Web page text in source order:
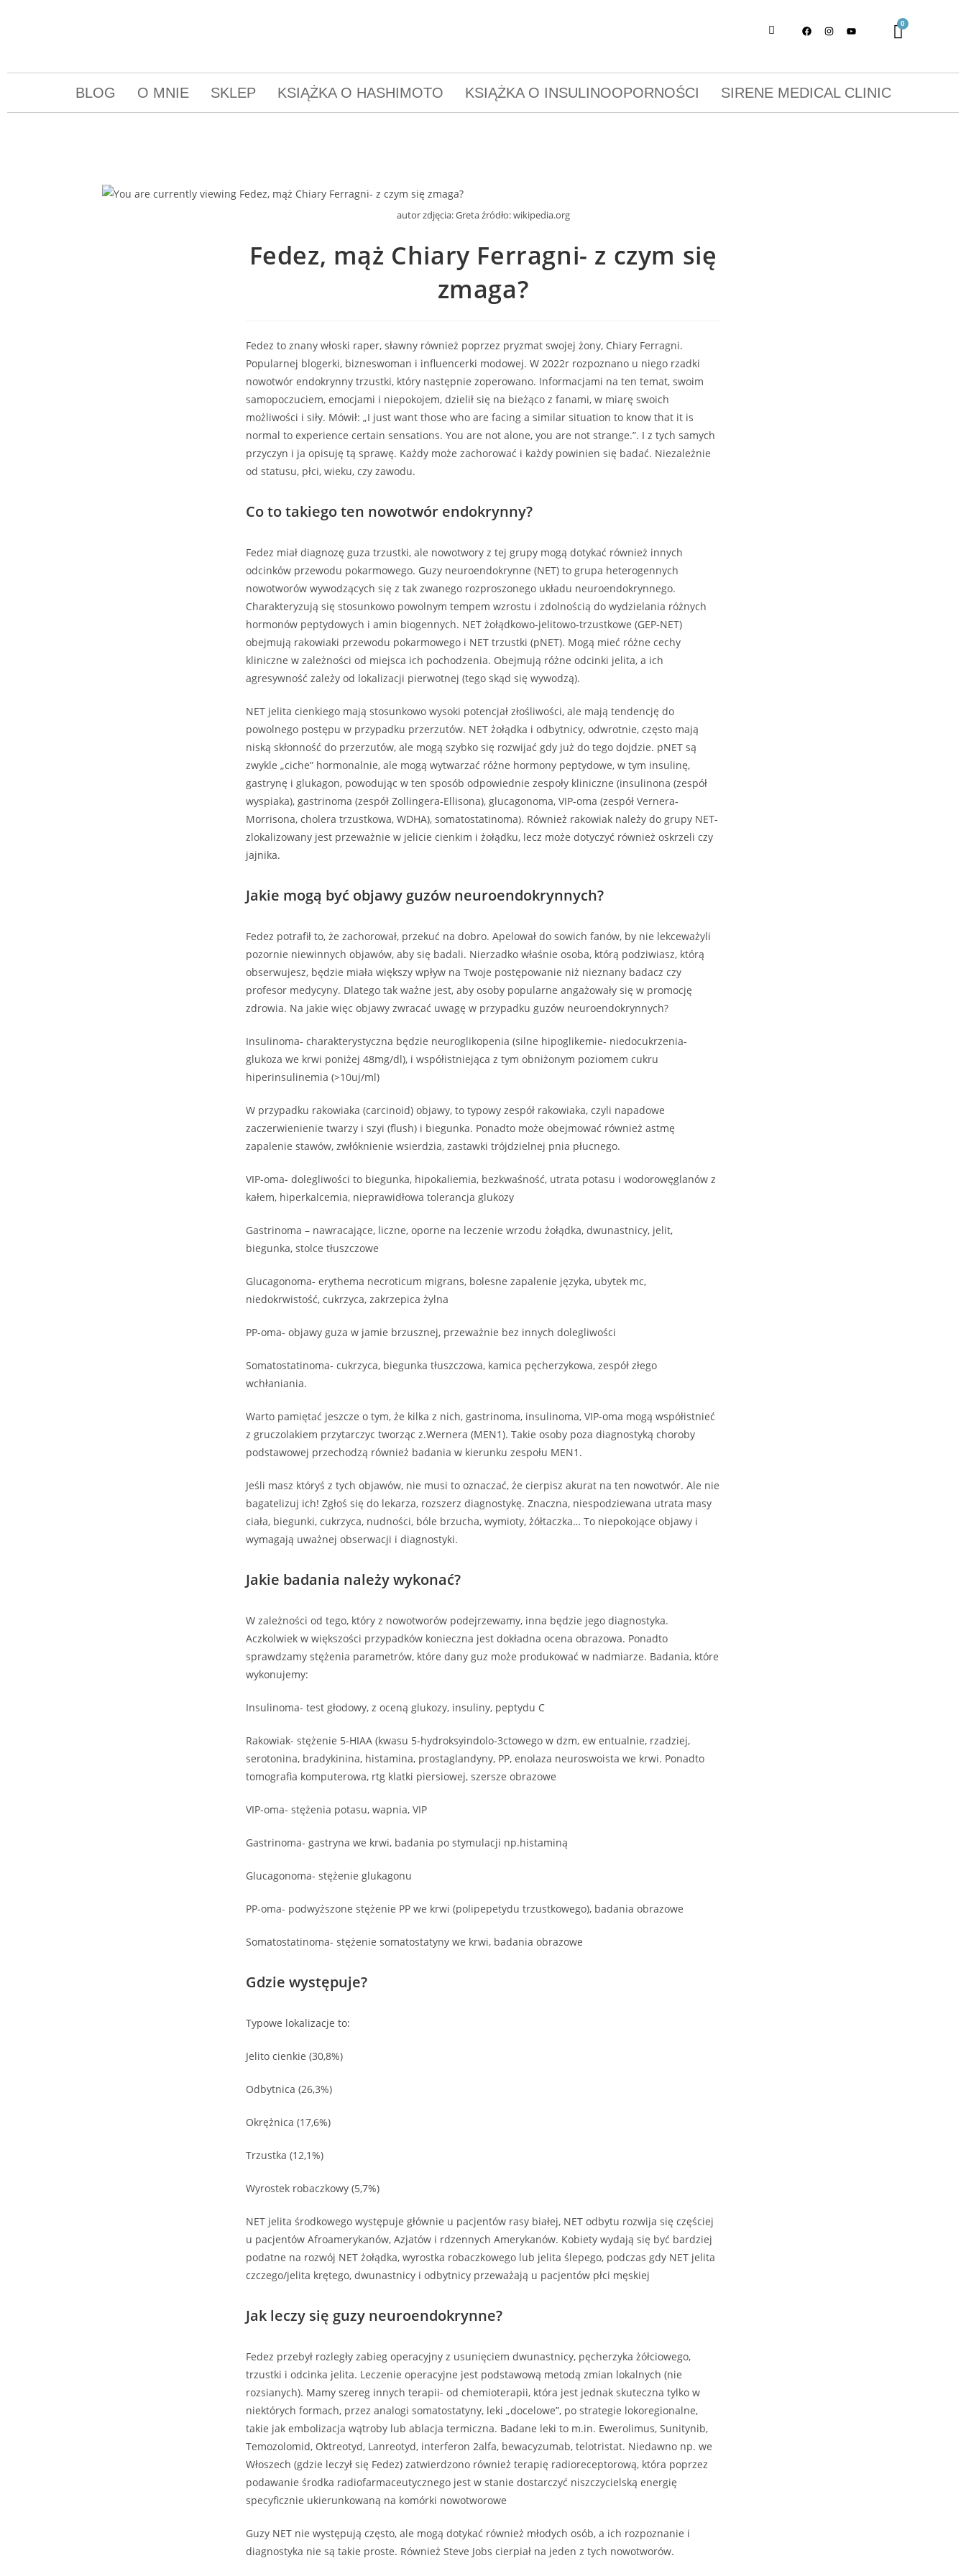
BLOG O MNIE SKLEP KSIĄŻKA O HASHIMOTO KSIĄŻKA O INSULINOOPORNOŚCI SIRENE MEDICAL CLINIC
autor zdjęcia: Greta źródło: wikipedia.org
Fedez, mąż Chiary Ferragni- z czym się
zmaga?
Fedez to znany włoski raper, sławny również poprzez pryzmat swojej żony, Chiary Ferragni.
Popularnej blogerki, bizneswoman i influencerki modowej. W 2022r rozpoznano u niego rzadki
nowotwór endokrynny trzustki, który następnie zoperowano. Informacjami na ten temat, swoim
samopoczuciem, emocjami i niepokojem, dzielił się na bieżąco z fanami, w miarę swoich
możliwości i siły. Mówił: „I just want those who are facing a similar situation to know that it is
normal to experience certain sensations. You are not alone, you are not strange.”. I z tych samych
przyczyn i ja opisuję tą sprawę. Każdy może zachorować i każdy powinien się badać. Niezależnie
od statusu, płci, wieku, czy zawodu.
Co to takiego ten nowotwór endokrynny?
Fedez miał diagnozę guza trzustki, ale nowotwory z tej grupy mogą dotykać również innych
odcinków przewodu pokarmowego. Guzy neuroendokrynne (NET) to grupa heterogennych
nowotworów wywodzących się z tak zwanego rozproszonego układu neuroendokrynnego.
Charakteryzują się stosunkowo powolnym tempem wzrostu i zdolnością do wydzielania różnych
hormonów peptydowych i amin biogennych. NET żołądkowo-jelitowo-trzustkowe (GEP-NET)
obejmują rakowiaki przewodu pokarmowego i NET trzustki (pNET). Mogą mieć różne cechy
kliniczne w zależności od miejsca ich pochodzenia. Obejmują różne odcinki jelita, a ich
agresywność zależy od lokalizacji pierwotnej (tego skąd się wywodzą).
NET jelita cienkiego mają stosunkowo wysoki potencjał złośliwości, ale mają tendencję do
powolnego postępu w przypadku przerzutów. NET żołądka i odbytnicy, odwrotnie, często mają
niską skłonność do przerzutów, ale mogą szybko się rozwijać gdy już do tego dojdzie. pNET są
zwykle „ciche” hormonalnie, ale mogą wytwarzać różne hormony peptydowe, w tym insulinę,
gastrynę i glukagon, powodując w ten sposób odpowiednie zespoły kliniczne (insulinona (zespół
wyspiaka), gastrinoma (zespół Zollingera-Ellisona), glucagonoma, VIP-oma (zespół Vernera-
Morrisona, cholera trzustkowa, WDHA), somatostatinoma). Również rakowiak należy do grupy NET-
zlokalizowany jest przeważnie w jelicie cienkim i żołądku, lecz może dotyczyć również oskrzeli czy
jajnika.
Jakie mogą być objawy guzów neuroendokrynnych?
Fedez potrafił to, że zachorował, przekuć na dobro. Apelował do sowich fanów, by nie lekceważyli
pozornie niewinnych objawów, aby się badali. Nierzadko właśnie osoba, którą podziwiasz, którą
obserwujesz, będzie miała większy wpływ na Twoje postępowanie niż nieznany badacz czy
profesor medycyny. Dlatego tak ważne jest, aby osoby popularne angażowały się w promocję
zdrowia. Na jakie więc objawy zwracać uwagę w przypadku guzów neuroendokrynnych?
Insulinoma- charakterystyczna będzie neuroglikopenia (silne hipoglikemie- niedocukrzenia-
glukoza we krwi poniżej 48mg/dl), i współistniejąca z tym obniżonym poziomem cukru
hiperinsulinemia (>10uj/ml)
W przypadku rakowiaka (carcinoid) objawy, to typowy zespół rakowiaka, czyli napadowe
zaczerwienienie twarzy i szyi (flush) i biegunka. Ponadto może obejmować również astmę
zapalenie stawów, zwłóknienie wsierdzia, zastawki trójdzielnej pnia płucnego.
VIP-oma- dolegliwości to biegunka, hipokaliemia, bezkwaśność, utrata potasu i wodorowęglanów z
kałem, hiperkalcemia, nieprawidłowa tolerancja glukozy
Gastrinoma – nawracające, liczne, oporne na leczenie wrzodu żołądka, dwunastnicy, jelit,
biegunka, stolce tłuszczowe
Glucagonoma- erythema necroticum migrans, bolesne zapalenie języka, ubytek mc,
niedokrwistość, cukrzyca, zakrzepica żylna
PP-oma- objawy guza w jamie brzusznej, przeważnie bez innych dolegliwości
Somatostatinoma- cukrzyca, biegunka tłuszczowa, kamica pęcherzykowa, zespół złego
wchłaniania.
Warto pamiętać jeszcze o tym, że kilka z nich, gastrinoma, insulinoma, VIP-oma mogą współistnieć
z gruczolakiem przytarczyc tworząc z.Wernera (MEN1). Takie osoby poza diagnostyką choroby
podstawowej przechodzą również badania w kierunku zespołu MEN1.
Jeśli masz któryś z tych objawów, nie musi to oznaczać, że cierpisz akurat na ten nowotwór. Ale nie
bagatelizuj ich! Zgłoś się do lekarza, rozszerz diagnostykę. Znaczna, niespodziewana utrata masy
ciała, biegunki, cukrzyca, nudności, bóle brzucha, wymioty, żółtaczka… To niepokojące objawy i
wymagają uważnej obserwacji i diagnostyki.
Jakie badania należy wykonać?
W zależności od tego, który z nowotworów podejrzewamy, inna będzie jego diagnostyka.
Aczkolwiek w większości przypadków konieczna jest dokładna ocena obrazowa. Ponadto
sprawdzamy stężenia parametrów, które dany guz może produkować w nadmiarze. Badania, które
wykonujemy:
Insulinoma- test głodowy, z oceną glukozy, insuliny, peptydu C
Rakowiak- stężenie 5-HIAA (kwasu 5-hydroksyindolo-3ctowego w dzm, ew entualnie, rzadziej,
serotonina, bradykinina, histamina, prostaglandyny, PP, enolaza neuroswoista we krwi. Ponadto
tomografia komputerowa, rtg klatki piersiowej, szersze obrazowe
VIP-oma- stężenia potasu, wapnia, VIP
Gastrinoma- gastryna we krwi, badania po stymulacji np.histaminą
Glucagonoma- stężenie glukagonu
PP-oma- podwyższone stężenie PP we krwi (polipepetydu trzustkowego), badania obrazowe
Somatostatinoma- stężenie somatostatyny we krwi, badania obrazowe
Gdzie występuje?
Typowe lokalizacje to:
Jelito cienkie (30,8%)
Odbytnica (26,3%)
Okrężnica (17,6%)
Trzustka (12,1%)
Wyrostek robaczkowy (5,7%)
NET jelita środkowego występuje głównie u pacjentów rasy białej, NET odbytu rozwija się częściej
u pacjentów Afroamerykanów, Azjatów i rdzennych Amerykanów. Kobiety wydają się być bardziej
podatne na rozwój NET żołądka, wyrostka robaczkowego lub jelita ślepego, podczas gdy NET jelita
czczego/jelita krętego, dwunastnicy i odbytnicy przeważają u pacjentów płci męskiej
Jak leczy się guzy neuroendokrynne?
Fedez przebył rozległy zabieg operacyjny z usunięciem dwunastnicy, pęcherzyka żółciowego,
trzustki i odcinka jelita. Leczenie operacyjne jest podstawową metodą zmian lokalnych (nie
rozsianych). Mamy szereg innych terapii- od chemioterapii, która jest jednak skuteczna tylko w
niektórych formach, przez analogi somatostatyny, leki „docelowe”, po strategie lokoregionalne,
takie jak embolizacja wątroby lub ablacja termiczna. Badane leki to m.in. Ewerolimus, Sunitynib,
Temozolomid, Oktreotyd, Lanreotyd, interferon 2alfa, bewacyzumab, telotristat. Niedawno np. we
Włoszech (gdzie leczył się Fedez) zatwierdzono również terapię radioreceptorową, która poprzez
podawanie środka radiofarmaceutycznego jest w stanie dostarczyć niszczycielską energię
specyficznie ukierunkowaną na komórki nowotworowe
Guzy NET nie występują często, ale mogą dotykać również młodych osób, a ich rozpoznanie i
diagnostyka nie są takie proste. Również Steve Jobs cierpiał na jeden z tych nowotworów.